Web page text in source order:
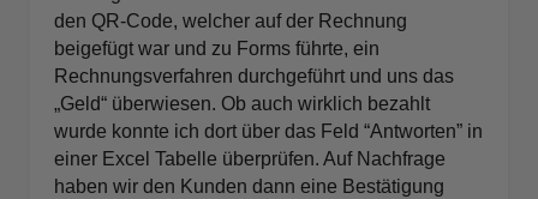
den QR-Code, welcher auf der Rechnung
beigefügt war und zu Forms führte, ein
Rechnungsverfahren durchgeführt und uns das
„Geld“ überwiesen. Ob auch wirklich bezahlt
wurde konnte ich dort über das Feld “Antworten” in
einer Excel Tabelle überprüfen. Auf Nachfrage
haben wir den Kunden dann eine Bestätigung